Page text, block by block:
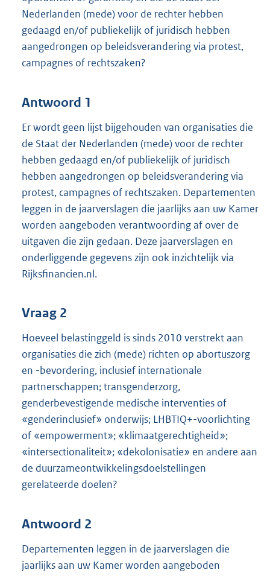
Nederlanden (mede) voor de rechter hebben
gedaagd en/of publiekelijk of juridisch hebben
aangedrongen op beleidsverandering via protest,
campagnes of rechtszaken?
Antwoord 1
Er wordt geen lijst bijgehouden van organisaties die
de Staat der Nederlanden (mede) voor de rechter
hebben gedaagd en/of publiekelijk of juridisch
hebben aangedrongen op beleidsverandering via
protest, campagnes of rechtszaken. Departementen
leggen in de jaarverslagen die jaarlijks aan uw Kamer
worden aangeboden verantwoording af over de
uitgaven die zijn gedaan. Deze jaarverslagen en
onderliggende gegevens zijn ook inzichtelijk via
Rijksfinancien.nl.
Vraag 2
Hoeveel belastinggeld is sinds 2010 verstrekt aan
organisaties die zich (mede) richten op abortuszorg
en -bevordering, inclusief internationale
partnerschappen; transgenderzorg,
genderbevestigende medische interventies of
«genderinclusief» onderwijs; LHBTIQ+-voorlichting
of «empowerment»; «klimaatgerechtigheid»;
«intersectionaliteit»; «dekolonisatie» en andere aan
de duurzameontwikkelingsdoelstellingen
gerelateerde doelen?
Antwoord 2
Departementen leggen in de jaarverslagen die
jaarlijks aan uw Kamer worden aangeboden